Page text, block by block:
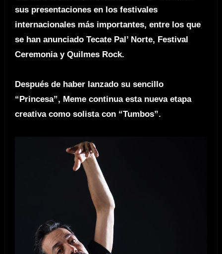
sus presentaciones en los festivales
internacionales más importantes, entre los que
se han anunciado Tecate Pal’ Norte, Festival
Ceremonia y Quilmes Rock.
Después de haber lanzado su sencillo
“Princesa”, Meme continua esta nueva etapa
creativa como solista con“Tumbos”.